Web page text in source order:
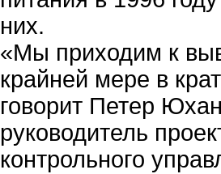
них.
«Мы приходим к
крайней мере в
говорит Петер
руководитель
контрольного